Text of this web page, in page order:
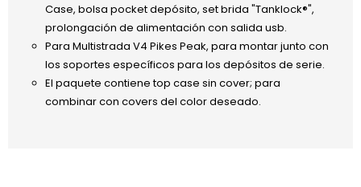
Case, bolsa pocket depósito, set brida "Tanklock®",
prolongación de alimentación con salida usb.
Para Multistrada V4 Pikes Peak, para montar junto con
los soportes específicos para los depósitos de serie.
El paquete contiene top case sin cover; para
combinar con covers del color deseado.